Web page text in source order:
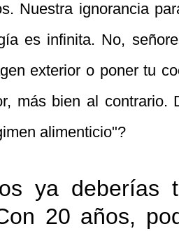
Nuestra ignorancia
es infinita. No,
exterior o poner tu
más bien al
alimenticio"?
ya deberías
20 años,